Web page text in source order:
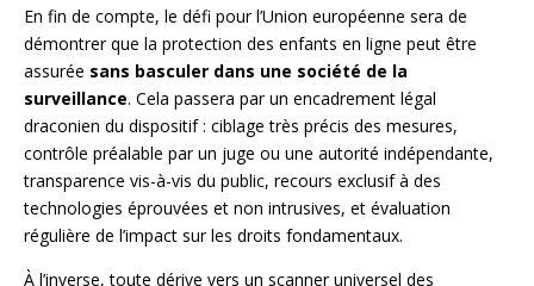
En fin de compte, le défi pour l’Union européenne sera de
démontrer que la protection des enfants en ligne peut être
assurée sans basculer dans une société de la
surveillance. Cela passera par un encadrement légal
draconien du dispositif : ciblage très précis des mesures,
contrôle préalable par un juge ou une autorité indépendante,
transparence vis-à-vis du public, recours exclusif à des
technologies éprouvées et non intrusives, et évaluation
régulière de l’impact sur les droits fondamentaux.
À l’inverse, toute dérive vers un scanner universel des